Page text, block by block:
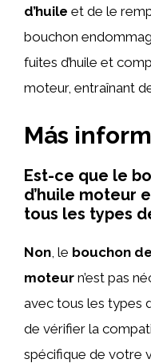
d’huile et de le
bouchon
fuites d’huile et
moteur, entraînant
Más
Est-ce que le
d’huile moteur
tous les types
Non , le bouchon
moteur n’est pas
avec tous les types
de vérifier la
spécifique de votre